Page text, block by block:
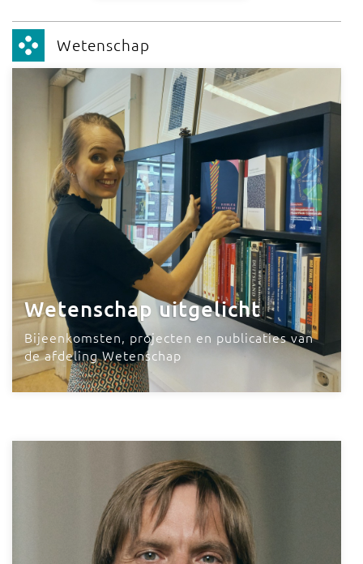
Wetenschap
Wetenschap uitgelicht
Bijeenkomsten, projecten en publicaties van
de afdeling Wetenschap